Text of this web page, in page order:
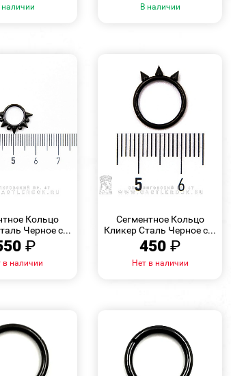
наличии В наличии
Кольцо
Черное с...
₽
в наличии
Сегментное Кольцо
Кликер Сталь Черное с...
450₽
Нет в наличии